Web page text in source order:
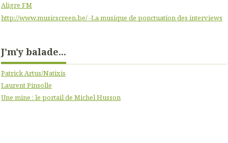
Aligre FM
http://www.musicscreen.be/ -La musique de ponctuation des interviews
J'm'y balade...
Patrick Artus/Natixis
Laurent Pinsolle
Une mine : le portail de Michel Husson